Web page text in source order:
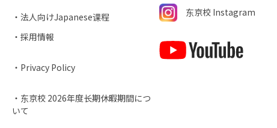
・法人向けJapanese课程
・採用情報
・Privacy Policy
・东京校 2026年度长期休暇期間につ
いて
东京校 Instagram